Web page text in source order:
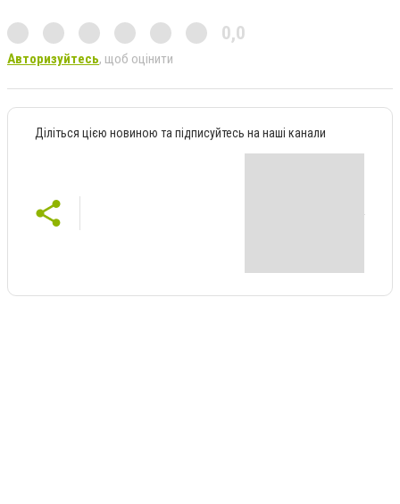
0,0
Авторизуйтесь, щоб оцінити
Діліться цією новиною та підписуйтесь на наші канали